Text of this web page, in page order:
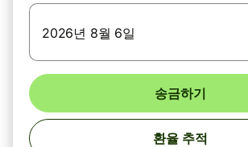
2026년 8월 6일
송금하기
환율 추적